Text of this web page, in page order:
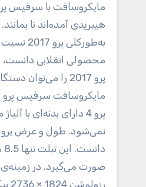
پرو 2017 را
پرو 4 دارای بدنه‌ای